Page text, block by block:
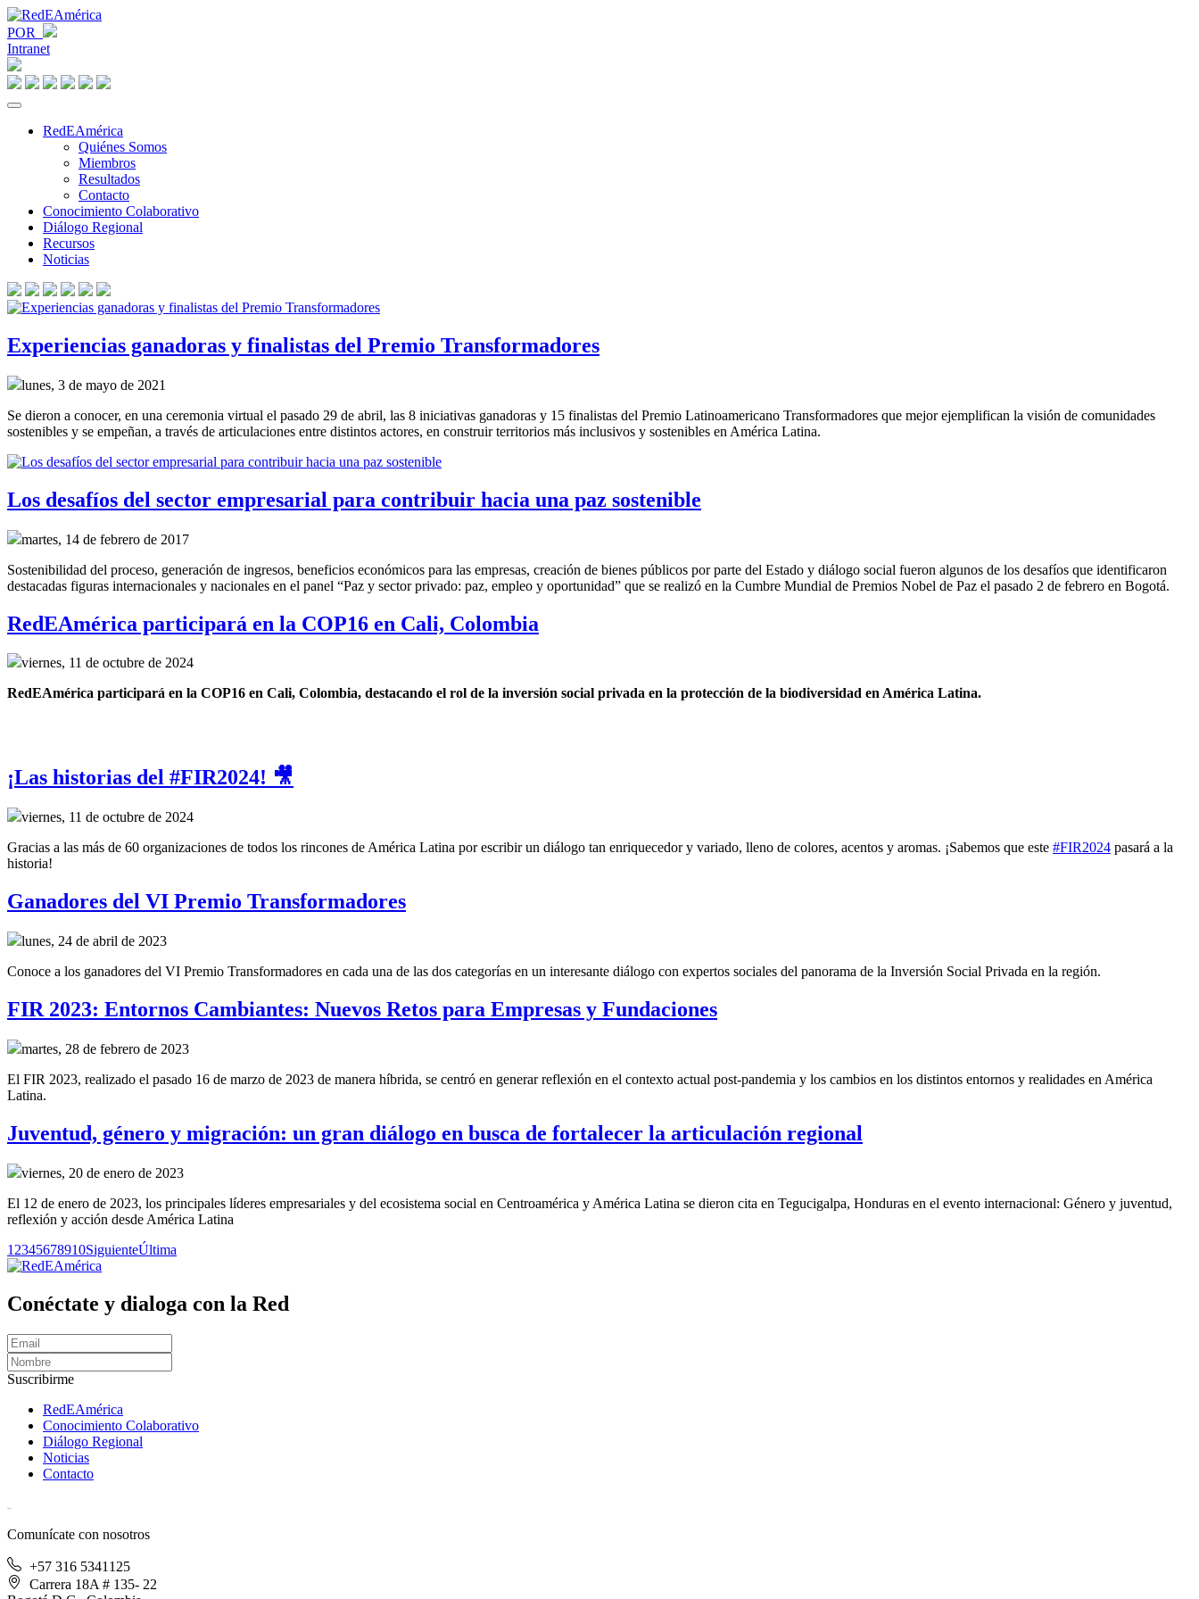
POR
Intranet
RedEAmérica
Quiénes Somos
Miembros
Resultados
Contacto
Conocimiento Colaborativo
Diálogo Regional
Recursos
Noticias
Experiencias ganadoras y finalistas del Premio Transformadores
lunes, 3 de mayo de 2021
Se dieron a conocer, en una ceremonia virtual el pasado 29 de abril, las 8 iniciativas ganadoras y 15 finalistas del Premio Latinoamericano Transformadores que mejor ejemplifican la visión de comunidades
sostenibles y se empeñan, a través de articulaciones entre distintos actores, en construir territorios más inclusivos y sostenibles en América Latina.
Los desafíos del sector empresarial para contribuir hacia una paz sostenible
martes, 14 de febrero de 2017
Sostenibilidad del proceso, generación de ingresos, beneficios económicos para las empresas, creación de bienes públicos por parte del Estado y diálogo social fueron algunos de los desafíos que identificaron
destacadas figuras internacionales y nacionales en el panel “Paz y sector privado: paz, empleo y oportunidad” que se realizó en la Cumbre Mundial de Premios Nobel de Paz el pasado 2 de febrero en Bogotá.
RedEAmérica participará en la COP16 en Cali, Colombia
viernes, 11 de octubre de 2024
RedEAmérica participará en la COP16 en Cali, Colombia, destacando el rol de la inversión social privada en la protección de la biodiversidad en América Latina.
¡Las historias del #FIR2024! 🎥
viernes, 11 de octubre de 2024
Gracias a las más de 60 organizaciones de todos los rincones de América Latina por escribir un diálogo tan enriquecedor y variado, lleno de colores, acentos y aromas. ¡Sabemos que este #FIR2024 pasará a la
historia!
Ganadores del VI Premio Transformadores
lunes, 24 de abril de 2023
Conoce a los ganadores del VI Premio Transformadores en cada una de las dos categorías en un interesante diálogo con expertos sociales del panorama de la Inversión Social Privada en la región.
FIR 2023: Entornos Cambiantes: Nuevos Retos para Empresas y Fundaciones
martes, 28 de febrero de 2023
El FIR 2023, realizado el pasado 16 de marzo de 2023 de manera híbrida, se centró en generar reflexión en el contexto actual post-pandemia y los cambios en los distintos entornos y realidades en América
Latina.
Juventud, género y migración: un gran diálogo en busca de fortalecer la articulación regional
viernes, 20 de enero de 2023
El 12 de enero de 2023, los principales líderes empresariales y del ecosistema social en Centroamérica y América Latina se dieron cita en Tegucigalpa, Honduras en el evento internacional: Género y juventud,
reflexión y acción desde América Latina
1 2345678910SiguienteÚltima
Conéctate y dialoga con la Red
Suscribirme
RedEAmérica
Conocimiento Colaborativo
Diálogo Regional
Noticias
Contacto
Comunícate con nosotros
+57 316 5341125
Carrera 18A # 135- 22